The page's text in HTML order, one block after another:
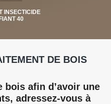
INSECTICIDE
40
DE BOIS
bois afin d’avoir une
adressez-vous à